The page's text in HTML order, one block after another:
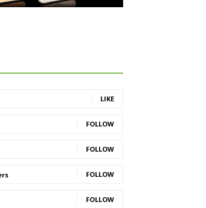
LIKE
FOLLOW
FOLLOW
FOLLOW
FOLLOW